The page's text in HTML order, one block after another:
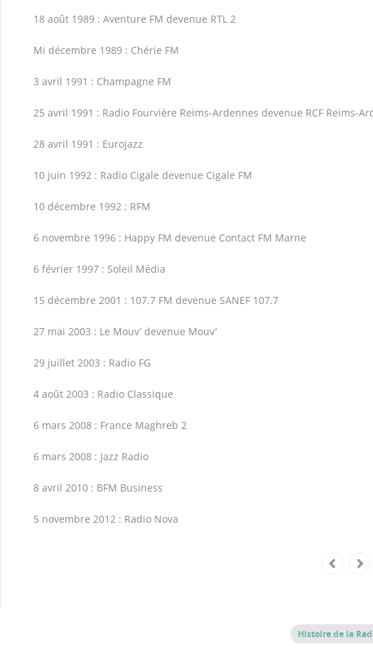
18 août 1989 : Aventure FM devenue RTL 2
Mi décembre 1989 : Chérie FM
3 avril 1991 : Champagne FM
25 avril 1991 : Radio Fourvière Reims-Ardennes devenue RCF Reims-
28 avril 1991 : Eurojazz
10 juin 1992 : Radio Cigale devenue Cigale FM
10 décembre 1992 : RFM
6 novembre 1996 : Happy FM devenue Contact FM Marne
6 février 1997 : Soleil Média
15 décembre 2001 : 107.7 FM devenue SANEF 107.7
27 mai 2003 : Le Mouv’ devenue Mouv’
29 juillet 2003 : Radio FG
4 août 2003 : Radio Classique
6 mars 2008 : France Maghreb 2
6 mars 2008 : Jazz Radio
8 avril 2010 : BFM Business
5 novembre 2012 : Radio Nova
Histoire de la